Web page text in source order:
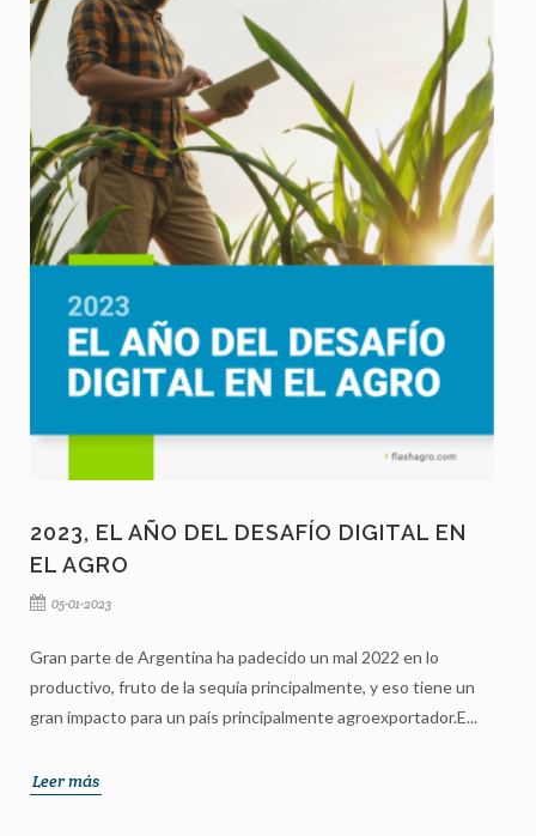
2023, EL AÑO DEL DESAFÍO DIGITAL EN
EL AGRO
05-01-2023
Gran parte de Argentina ha padecido un mal 2022 en lo
productivo, fruto de la sequía principalmente, y eso tiene un
gran impacto para un país principalmente agroexportador.E...
Leer más